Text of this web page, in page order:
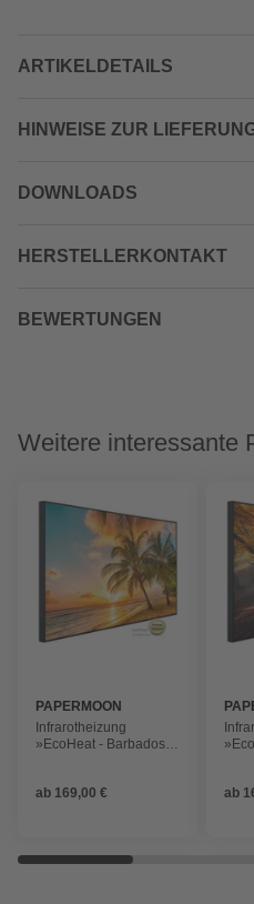
ARTIKELDETAILS
HINWEISE ZUR
DOWNLOADS
HERSTELLERKONTAKT
BEWERTUNGEN
Weitere interessante
PAPERMOON
Infrarotheizung
»EcoHeat - Barbados
ab 169,00 €
ab